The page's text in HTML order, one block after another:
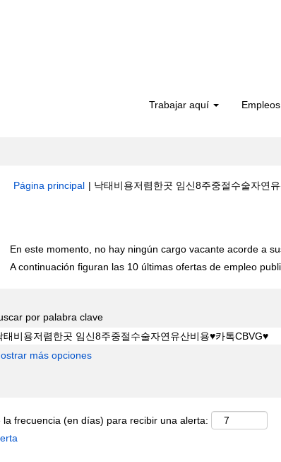
Trabajar aquí
Página principal | 낙­태비용저렴한곳 임신8주중절수술자연
En este momento, no hay ningún cargo vacante acorde a
A continuación figuran las 10 últimas ofertas de empleo
por palabra clave
más opciones
la frecuencia (en días) para recibir una alerta: